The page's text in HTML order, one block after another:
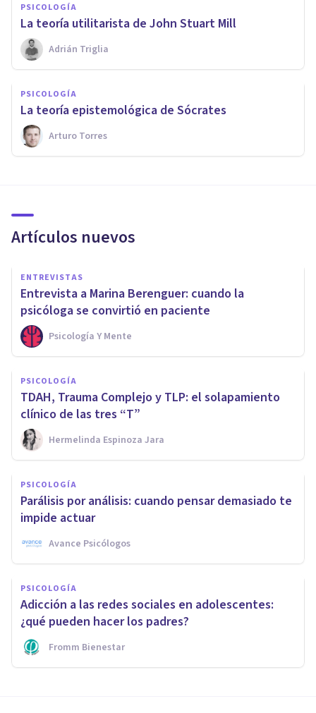
PSICOLOGÍA
La teoría utilitarista de John Stuart Mill
Adrián Triglia
PSICOLOGÍA
La teoría epistemológica de Sócrates
Arturo Torres
Artículos nuevos
ENTREVISTAS
Entrevista a Marina Berenguer: cuando la
psicóloga se convirtió en paciente
Psicología Y Mente
PSICOLOGÍA
TDAH, Trauma Complejo y TLP: el solapamiento
clínico de las tres “T”
Hermelinda Espinoza Jara
PSICOLOGÍA
Parálisis por análisis: cuando pensar demasiado te
impide actuar
Avance Psicólogos
PSICOLOGÍA
Adicción a las redes sociales en adolescentes:
¿qué pueden hacer los padres?
Fromm Bienestar